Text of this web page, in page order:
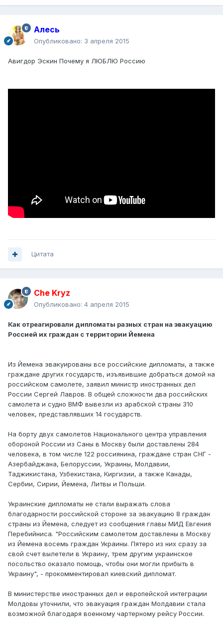
Алесь
Опубликовано: 3 апреля 2015
Авигдор Эскин Почему я ЛЮБЛЮ Россию
Цитата
Che Kryz
Опубликовано: 4 апреля 2015
Как отреагировали дипломаты разных стран на эвакуацию
Россией их граждан с территории Йемена
Из Йемена эвакуированы все российские дипломаты, а также
граждане других государств, изъявившие добраться домой на
российском самолете, заявил министр иностранных дел
России Сергей Лавров. В общей сложности два российских
самолета и судно ВМФ вывезли из арабской страны 310
человек, представлявших 14 государств.
На борту двух самолетов Национального центра управления
обороной России из Саны в Москву были доставлены 284
человека, в том числе 122 россиянина, граждане стран СНГ -
Азербайджана, Белоруссии, Украины, Молдавии,
Таджикистана, Узбекистана, Киргизии, а также Канады,
Сербии, Сирии, Йемена, Литвы и Польши.
Украинские дипломаты не стали выражать слова
благодарности российской стороне за эвакуацию 8 граждан
страны из Йемена, следует из сообщения главы МИД Евгения
Перебийниса. "Российским самолетом доставлены в Москву
из Йемена восемь граждан Украины. Пятеро из них сразу за
свой счет вылетели в Украину, трем другим украинское
посольство оказало помощь, чтобы они могли прибыть в
Украину", - прокомментировал киевский дипломат.
В министерстве иностранных дел и европейской интеграции
Молдовы уточнили, что эвакуация граждан Молдавии стала
возможной благодаря военному чартерному рейсу России.